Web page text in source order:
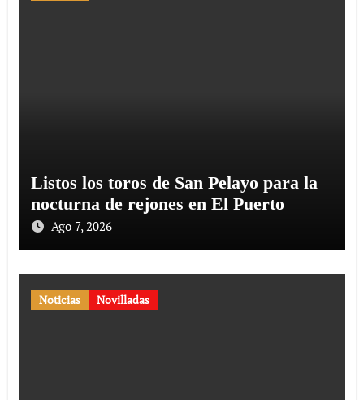
Listos los toros de San Pelayo para la
nocturna de rejones en El Puerto
Ago 7, 2026
Noticias Novilladas